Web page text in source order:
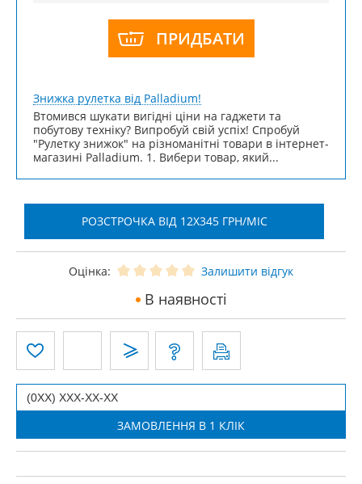
ПРИДБАТИ
Знижка рулетка від Palladium!
Втомився шукати вигідні ціни на гаджети та
побутову техніку? Випробуй свій успіх! Спробуй
"Рулетку знижок" на різноманітні товари в інтернет-
магазині Palladium. 1. Вибери товар, який...
РОЗСТРОЧКА ВІД 12X345 ГРН/МІС
Оцінка: Залишити відгук
В наявності